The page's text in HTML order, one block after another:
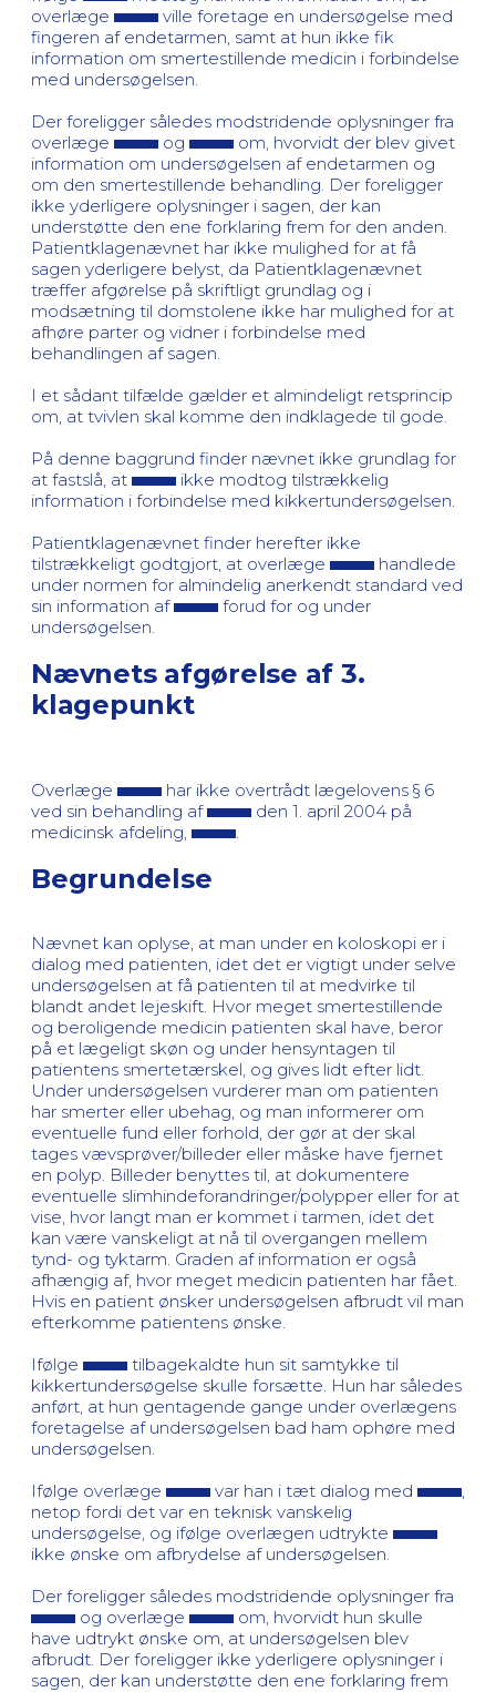
overlæge
ville foretage en undersøgelse med
fingeren af endetarmen, samt at hun ikke fik
information om smertestillende medicin i forbindelse
med undersøgelsen.
Der foreligger således modstridende oplysninger fra
overlæge
og
om, hvorvidt der blev givet
information om undersøgelsen af endetarmen og
om den smertestillende behandling. Der foreligger
ikke yderligere oplysninger i sagen, der kan
understøtte den ene forklaring frem for den anden.
Patientklagenævnet har ikke mulighed for at få
sagen yderligere belyst, da Patientklagenævnet
træffer afgørelse på skriftligt grundlag og i
modsætning til domstolene ikke har mulighed for at
afhøre parter og vidner i forbindelse med
behandlingen af sagen.
I et sådant tilfælde gælder et almindeligt retsprincip
om, at tvivlen skal komme den indklagede til gode.
På denne baggrund finder nævnet ikke grundlag for
at fastslå, at
ikke modtog tilstrækkelig
information i forbindelse med kikkertundersøgelsen.
Patientklagenævnet finder herefter ikke
tilstrækkeligt godtgjort, at overlæge
handlede
under normen for almindelig anerkendt standard ved
sin information af
forud for og under
undersøgelsen.
Nævnets afgørelse af 3.
klagepunkt
Overlæge
har ikke overtrådt lægelovens § 6
ved sin behandling af
den 1. april 2004 på
medicinsk afdeling,
Begrundelse
Nævnet kan oplyse, at man under en koloskopi er i
dialog med patienten, idet det er vigtigt under selve
undersøgelsen at få patienten til at medvirke til
blandt andet lejeskift. Hvor meget smertestillende
og beroligende medicin patienten skal have, beror
på et lægeligt skøn og under hensyntagen til
patientens smertetærskel, og gives lidt efter lidt.
Under undersøgelsen vurderer man om patienten
har smerter eller ubehag, og man informerer om
eventuelle fund eller forhold, der gør at der skal
tages vævsprøver/billeder eller måske have fjernet
en polyp. Billeder benyttes til, at dokumentere
eventuelle slimhindeforandringer/polypper eller for at
vise, hvor langt man er kommet i tarmen, idet det
kan være vanskeligt at nå til overgangen mellem
tynd- og tyktarm. Graden af information er også
afhængig af, hvor meget medicin patienten har fået.
Hvis en patient ønsker undersøgelsen afbrudt vil man
efterkomme patientens ønske.
Ifølge
tilbagekaldte hun sit samtykke til
kikkertundersøgelse skulle forsætte. Hun har således
anført, at hun gentagende gange under overlægens
foretagelse af undersøgelsen bad ham ophøre med
undersøgelsen.
Ifølge overlæge
var han i tæt dialog med
netop fordi det var en teknisk vanskelig
undersøgelse, og ifølge overlægen udtrykte
ikke ønske om afbrydelse af undersøgelsen.
Der foreligger således modstridende oplysninger fra
og overlæge
om, hvorvidt hun skulle
have udtrykt ønske om, at undersøgelsen blev
afbrudt. Der foreligger ikke yderligere oplysninger i
sagen, der kan understøtte den ene forklaring frem